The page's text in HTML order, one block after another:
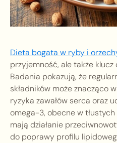
Dieta bogata w ryby i
przyjemność, ale także
Badania pokazują, że
składników może znacząco
ryzyka zawałów serca oraz
omega-3, obecne w
mają działanie
do poprawy profilu